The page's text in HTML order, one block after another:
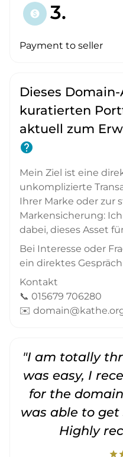
paid 3.
Payment to seller
Dieses
kuratierten
aktuell zum
help
Mein Ziel ist eine
unkomplizierte
Ihrer Marke oder zur
Markensicherung:
dabei, dieses Asset
Bei Interesse oder
ein direktes
Kontakt
📞 015679 706280
✉️
"I am totally
was easy, I
for the
was able to
Highly
star